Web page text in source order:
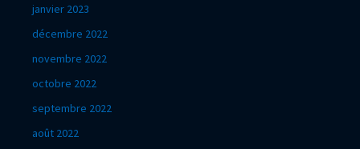
janvier 2023
décembre 2022
novembre 2022
octobre 2022
septembre 2022
août 2022